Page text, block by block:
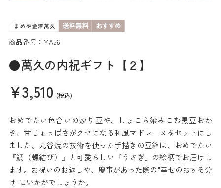
商品番号：MA56
●萬久の内祝ギフト【２】
¥3,510 (税込)
おめでたい色合いの炒り豆や、しょこら染みこむ黒豆おか
き、甘じょっぱさがクセになる和風マドレーヌをセットにし
ました。九谷焼の技術を使った手描きの豆箱は、おめでたい
『鯛（蝶結び）』と可愛らしい『うさぎ』の絵柄でお届けし
ます。お祝いのお返しや、慶事があった際の"幸せのおすそ分
け"にいかがでしょうか。